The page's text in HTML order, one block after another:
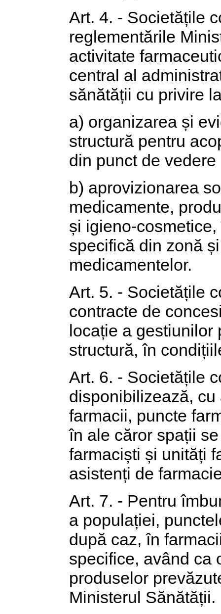
Art. 4. - Societățile
reglementările
activitate
central al
sănătății cu privire
a) organizarea și
structură pentru
din punct de
b) aprovizionarea
medicamente,
și igieno-
specifică din zonă
medicamentelor.
Art. 5. - Societățile
contracte de
locație a gestiunilor
structură, în
Art. 6. - Societățile
disponibilizează,
farmacii, puncte
în ale căror spații
farmaciști și unități
asistenți de
Art. 7. - Pentru
a populației,
după caz, în
specifice, având ca
produselor
Ministerul Sănătății.